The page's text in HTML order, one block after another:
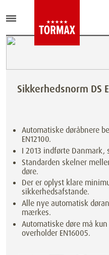
Sikkerhedsnorm DS
Automatiske døråbnere
EN12100.
I 2013 indførte Danmark,
Standarden skelner
døre.
Der er oplyst klare
sikkerhedsafstande.
Alle nye automatisk
mærkes.
Automatiske døre må
overholder EN16005.